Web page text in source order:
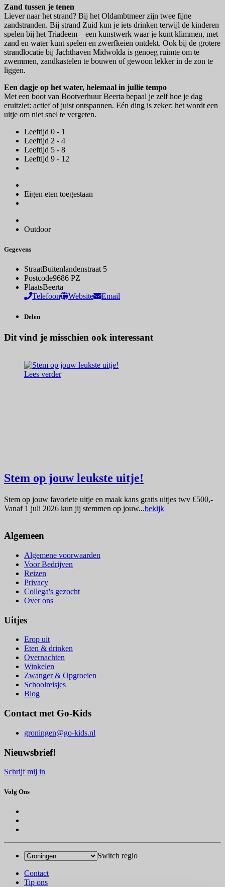
Zand tussen je tenen
Liever naar het strand? Bij het Oldambtmeer zijn twee fijne
zandstranden. Bij strand Zuid kun je iets drinken terwijl de kinderen
spelen bij het Triadeem – een kunstwerk waar je kunt klimmen, met
zand en water kunt spelen en zwerfkeien ontdekt. Ook bij de grotere
strandlocatie bij Jachthaven Midwolda is genoeg ruimte om te
zwemmen, zandkastelen te bouwen of gewoon lekker in de zon te
liggen.
Een dagje op het water, helemaal in jullie tempo
Met een boot van Bootverhuur Beerta bepaal je zelf hoe je dag
eruitziet: actief of juist ontspannen. Eén ding is zeker: het wordt een
uitje om niet snel te vergeten.
Leeftijd 0 - 1
Leeftijd 2 - 4
Leeftijd 5 - 8
Leeftijd 9 - 12
Eigen eten toegestaan
Outdoor
Gegevens
StraatBuitenlandenstraat 5
Postcode9686 PZ
PlaatsBeerta
Telefoon
Website Email
Delen
Dit vind je misschien ook interessant
Lees verder
Stem op jouw leukste uitje!
Stem op jouw favoriete uitje en maak kans gratis uitjes twv €500,-
Vanaf 1 juli 2026 kun jij stemmen op jouw...bekijk
Algemeen
Algemene voorwaarden
Voor Bedrijven
Reizen
Privacy
Collega's gezocht
Over ons
Uitjes
Erop uit
Eten & drinken
Overnachten
Winkelen
Zwanger & Opgroeien
Schoolreisjes
Blog
Contact met Go-Kids
groningen@go-kids.nl
Nieuwsbrief!
Schrijf mij in
Volg Ons
Switch regio
Contact
Tip ons